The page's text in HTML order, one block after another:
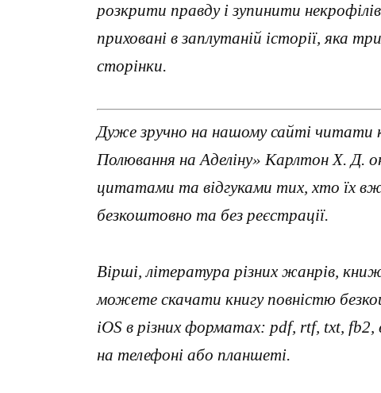
розкрити правду і зупинити
приховані в заплутаній історії, яка
сторінки.
Дуже зручно на нашому сайті читати
Полювання на Аделіну» Карлтон Х. Д.
цитатами та відгуками тих, хто їх
безкоштовно та без реєстрації.
Вірші, література різних жанрів,
можете скачати книгу повністю
iOS в різних форматах: pdf, rtf, txt,
на телефоні або планшеті.